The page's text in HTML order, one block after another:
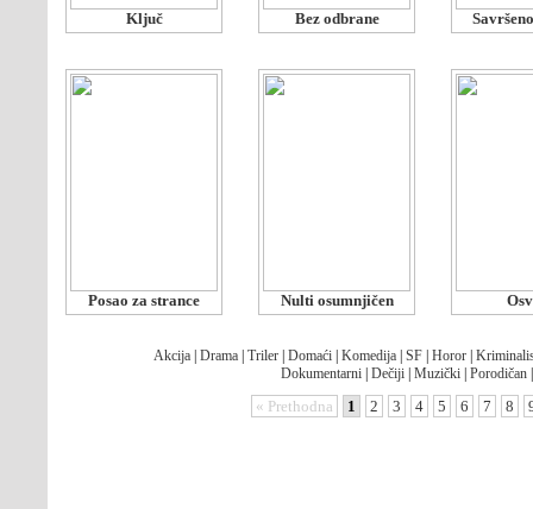
Ključ Bez odbrane
Posao za strance Nulti osumnjičen
Akcija| Drama| Triler| Domaći| Komedija| SF| Horor|
Dokumentarni Dečiji Muzički Porodičan
« Prethodna 1 2 3 4 5 6 7 8